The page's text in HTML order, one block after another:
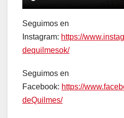
Seguimos en
Instagram: https://
dequilmesok/
Seguimos en
Facebook: https://
deQuilmes/